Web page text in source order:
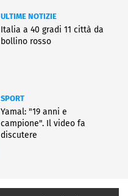
ULTIME NOTIZIE
Italia a 40 gradi 11 città da
bollino rosso
SPORT
Yamal: "19 anni e
campione". Il video fa
discutere